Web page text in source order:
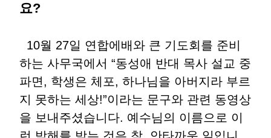
요?
10월 27일 연합에배와 큰 기도회를 준비
하는 사무국에서 “동성애 반대 목사 설교 중
파면, 학생은 체포, 하나님을 아버지라 부르
지 못하는 세상!”이라는 문구와 관련 동영상
을 보내주셨습니다. 예수님의 이름으로 이